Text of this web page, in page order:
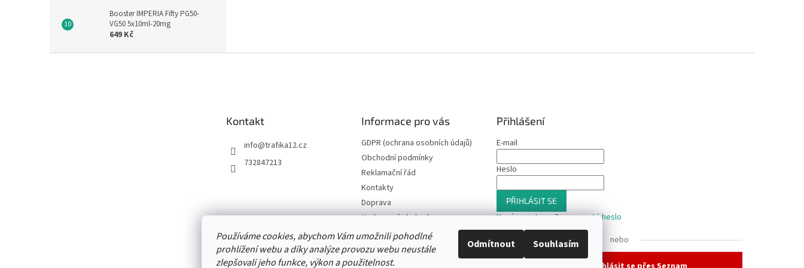
Používáme cookies, abychom Vám umožnili pohodlné
prohlížení webu a díky analýze provozu webu neustále
zlepšovali jeho funkce, výkon a použitelnost.
Odmítnout Souhlasím
Booster IMPERIA Fifty PG50-
VG50 5x10ml-20mg
649 Kč
Kontakt
info@trafika12.cz
732847213
Informace pro vás
GDPR (ochrana osobních údajů)
Obchodní podmínky
Reklamační řád
Kontakty
Doprava
Hodnocení obchodu
Slevový program
Moje objednávka
Přihlášení
E-mail
Heslo
PŘIHLÁSIT SE
Nová registraceZapomenuté heslo
nebo